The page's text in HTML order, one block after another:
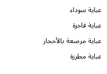
عباية سوداء
عباية فاخرة
عباية مرصعة بالأحجار
عباية مطرزة